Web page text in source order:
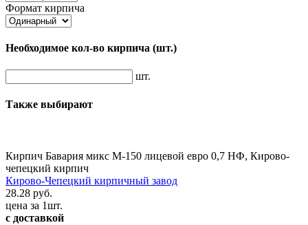
Формат кирпича
Необходимое кол-во кирпича (шт.)
шт.
Также выбирают
Кирпич Бавария микс М-150 лицевой евро 0,7 НФ, Кирово-
чепецкий кирпич
Кирово-Чепецкий кирпичный завод
28.28 руб.
цена за 1шт.
с доставкой